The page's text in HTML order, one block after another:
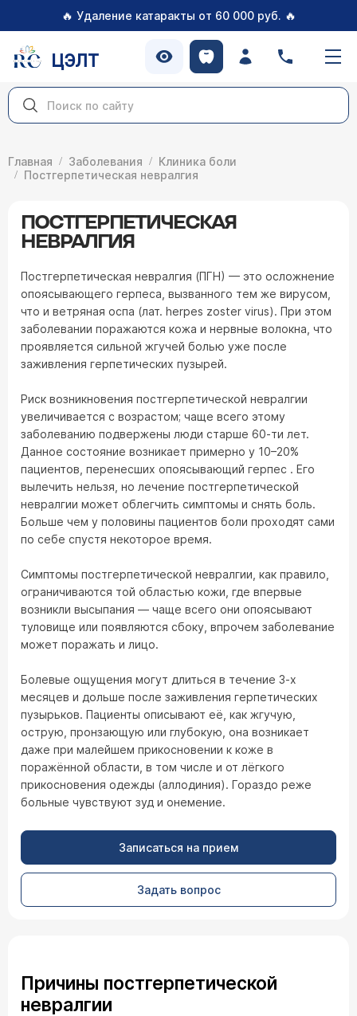
🔥 Удаление катаракты от 60 000 руб. 🔥
ЦЭЛТ
Главная Заболевания
Клиника боли
Постгерпетическая невралгия
ПОСТГЕРПЕТИЧЕСКАЯ
НЕВРАЛГИЯ
Постгерпетическая невралгия (ПГН) — это осложнение
опоясывающего герпеса, вызванного тем же вирусом,
что и ветряная оспа (лат. herpes zoster virus). При этом
заболевании поражаются кожа и нервные волокна, что
проявляется сильной жгучей болью уже после
заживления герпетических пузырей.
Риск возникновения постгерпетической невралгии
увеличивается с возрастом; чаще всего этому
заболеванию подвержены люди старше 60-ти лет.
Данное состояние возникает примерно у 10–20%
пациентов, перенесших опоясывающий герпес . Его
вылечить нельзя, но лечение постгерпетической
невралгии может облегчить симптомы и снять боль.
Больше чем у половины пациентов боли проходят сами
по себе спустя некоторое время.
Симптомы постгерпетической невралгии, как правило,
ограничиваются той областью кожи, где впервые
возникли высыпания — чаще всего они опоясывают
туловище или появляются сбоку, впрочем заболевание
может поражать и лицо.
Болевые ощущения могут длиться в течение 3-х
месяцев и дольше после заживления герпетических
пузырьков. Пациенты описывают её, как жгучую,
острую, пронзающую или глубокую, она возникает
даже при малейшем прикосновении к коже в
поражённой области, в том числе и от лёгкого
прикосновения одежды (аллодиния). Гораздо реже
больные чувствуют зуд и онемение.
Записаться на прием
Задать вопрос
Причины постгерпетической
невралгии